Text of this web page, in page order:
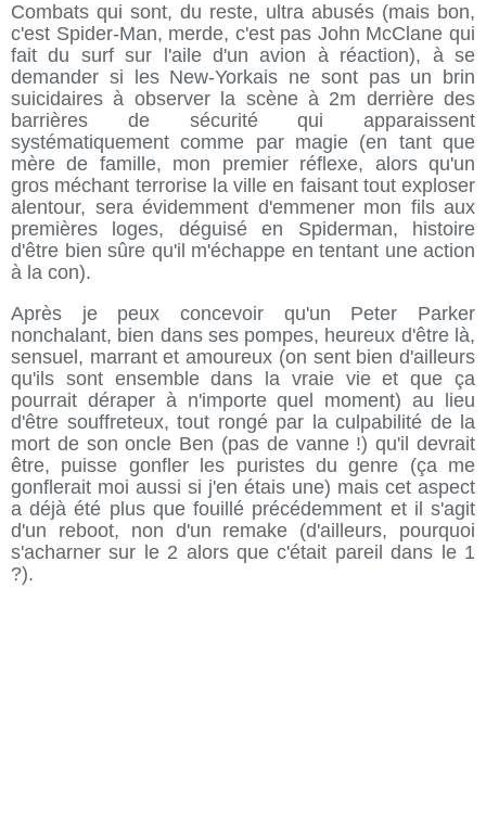
Combats qui sont, du reste, ultra abusés (mais bon,
c'est Spider-Man, merde, c'est pas John McClane qui
fait du surf sur l'aile d'un avion à réaction), à se
demander si les New-Yorkais ne sont pas un brin
suicidaires à observer la scène à 2m derrière des
barrières de sécurité qui apparaissent
systématiquement comme par magie (en tant que
mère de famille, mon premier réflexe, alors qu'un
gros méchant terrorise la ville en faisant tout exploser
alentour, sera évidemment d'emmener mon fils aux
premières loges, déguisé en Spiderman, histoire
d'être bien sûre qu'il m'échappe en tentant une action
à la con).
Après je peux concevoir qu'un Peter Parker
nonchalant, bien dans ses pompes, heureux d'être là,
sensuel, marrant et amoureux (on sent bien d'ailleurs
qu'ils sont ensemble dans la vraie vie et que ça
pourrait déraper à n'importe quel moment) au lieu
d'être souffreteux, tout rongé par la culpabilité de la
mort de son oncle Ben (pas de vanne !) qu'il devrait
être, puisse gonfler les puristes du genre (ça me
gonflerait moi aussi si j'en étais une) mais cet aspect
a déjà été plus que fouillé précédemment et il s'agit
d'un reboot, non d'un remake (d'ailleurs, pourquoi
s'acharner sur le 2 alors que c'était pareil dans le 1
?).